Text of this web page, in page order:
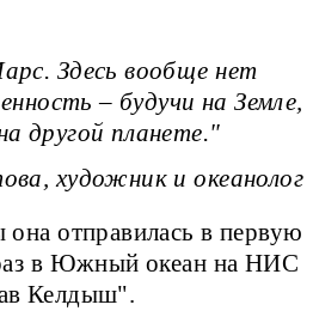
Здесь вообще нет
– будучи на Земле,
другой планете.
художник и океанолог
отправилась в первую
в Южный океан на НИС
Келдыш".